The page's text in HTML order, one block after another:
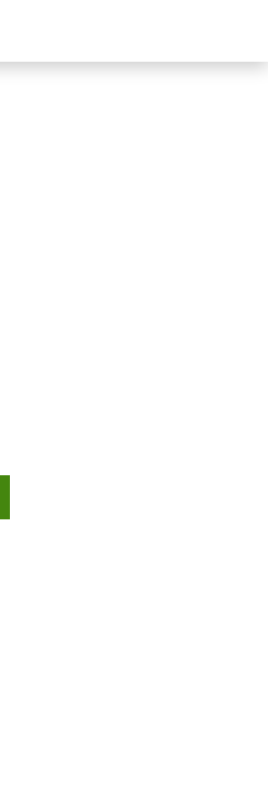
do artykułu Daj się obwąchać
do kolejnego zdjęcia.